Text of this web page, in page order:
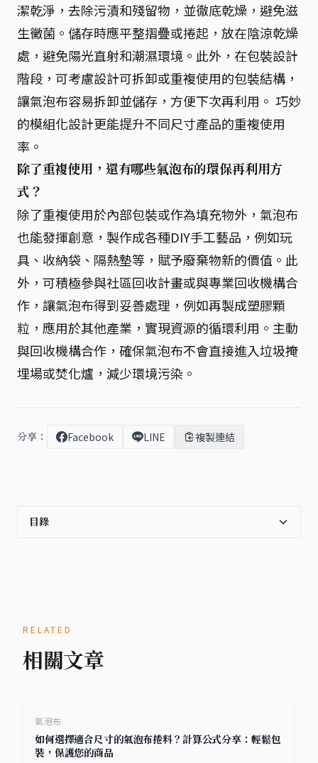
潔乾淨，去除污漬和殘留物，並徹底乾燥，避免滋
生黴菌。儲存時應平整摺疊或捲起，放在陰涼乾燥
處，避免陽光直射和潮濕環境。此外，在包裝設計
階段，可考慮設計可拆卸或重複使用的包裝結構，
讓氣泡布容易拆卸並儲存，方便下次再利用。 巧妙
的模組化設計更能提升不同尺寸產品的重複使用
率。
除了重複使用，還有哪些氣泡布的環保再利用方
式？
除了重複使用於內部包裝或作為填充物外，氣泡布
也能發揮創意，製作成各種DIY手工藝品，例如玩
具、收納袋、隔熱墊等，賦予廢棄物新的價值。此
外，可積極參與社區回收計畫或與專業回收機構合
作，讓氣泡布得到妥善處理，例如再製成塑膠顆
粒，應用於其他產業，實現資源的循環利用。主動
與回收機構合作，確保氣泡布不會直接進入垃圾掩
埋場或焚化爐，減少環境污染。
分享： Facebook LINE 複製連結
目錄
RELATED
相關文章
氣泡布
如何選擇適合尺寸的氣泡布捲料？計算公式分享：輕鬆包
裝，保護您的商品